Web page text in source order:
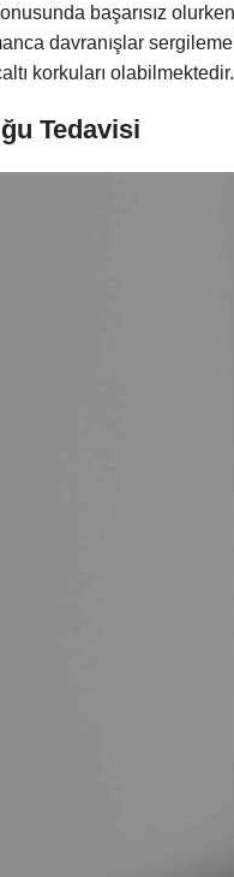
başarısız
davranışlar
korkuları olabilmektedir.
Tedavisi